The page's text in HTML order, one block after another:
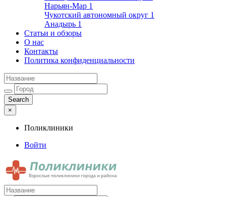
Нарьян-Мар 1
Чукотский автономный округ 1
Анадырь 1
Статьи и обзоры
О нас
Контакты
Политика конфиденциальности
×
Поликлиники
Войти
Поликлиники